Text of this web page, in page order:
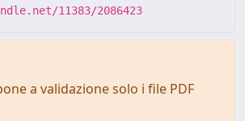
11383/2086423
a validazione solo i file PDF